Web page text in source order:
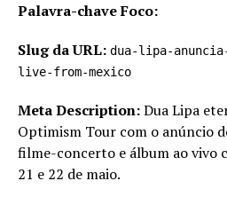
Palavra-chave Foco:
Slug da URL: dua-lipa-
live-from-mexico
Meta Description:Dua Lipa
Optimism Tour com o anúncio
filme-concerto e álbum ao vivo
21 e 22 de maio.